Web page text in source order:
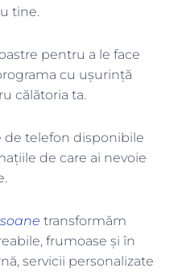
tine.
pentru a le face
cu ușurință
călătoria ta.
de telefon disponibile
de care ai nevoie
transformăm
frumoase și în
servicii personalizate